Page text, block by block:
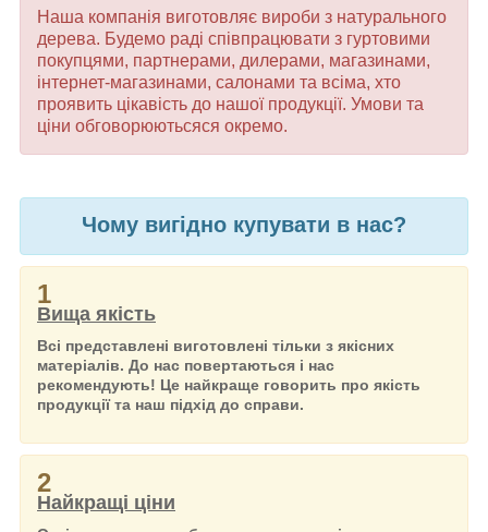
Наша компанія виготовляє вироби з натурального
дерева. Будемо раді співпрацювати з гуртовими
покупцями, партнерами, дилерами, магазинами,
інтернет-магазинами, салонами та всіма, хто
проявить цікавість до нашої продукції. Умови та
ціни обговорюютьсяся окремо.
Чому вигідно купувати в нас?
1
Вища якість
Всі представлені виготовлені тільки з якісних
матеріалів. До нас повертаються і нас
рекомендують! Це найкраще говорить про якість
продукції та наш підхід до справи.
2
Найкращі ціни